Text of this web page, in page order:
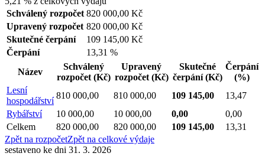
Schválený rozpočet 820 000,00 Kč
Upravený rozpočet 820 000,00 Kč
Skutečné čerpání
109 145,00 Kč
Čerpání
13,31 %
Název
Schválený
rozpočet (Kč)
Upravený
rozpočet (Kč)
Skutečné
čerpání(Kč)
Čerpání
(%)
Lesní
hospodářství
810 000,00 810 000,00 109 145,00
13,47
Rybářství
10 000,00 10 000,00 0,00
0,00
Celkem
820 000,00 820 000,00 109 145,00
13,31
Zpět na rozpočetZpět na celkové výdaje
sestaveno ke dni 31. 3. 2026